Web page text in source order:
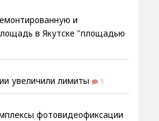
и
в Якутске "площадью
увеличили лимиты 1
фотовидеофиксации